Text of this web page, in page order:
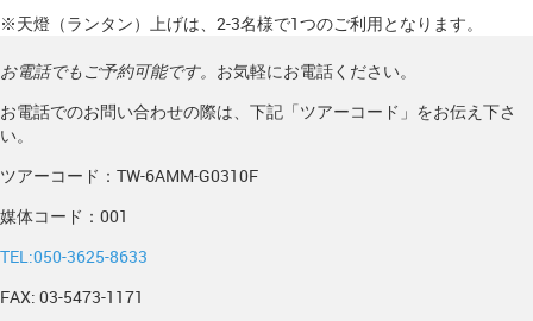
※天燈（ランタン）上げは、2-3名様で1つのご利用となります。
お電話でもご予約可能です。 お気軽にお電話ください。
お電話でのお問い合わせの際は、下記「ツアーコード」をお伝え下さ
い。
ツアーコード：TW-6AMM-G0310F
媒体コード：001
TEL:050-3625-8633
FAX: 03-5473-1171